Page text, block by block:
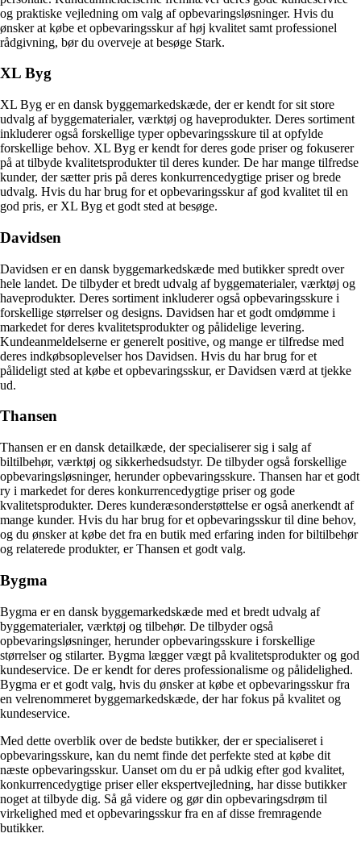
og praktiske vejledning om valg af opbevaringsløsninger. Hvis du
ønsker at købe et opbevaringsskur af høj kvalitet samt professionel
rådgivning, bør du overveje at besøge Stark.
XL Byg
XL Byg er en dansk byggemarkedskæde, der er kendt for sit store
udvalg af byggematerialer, værktøj og haveprodukter. Deres sortiment
inkluderer også forskellige typer opbevaringsskure til at opfylde
forskellige behov. XL Byg er kendt for deres gode priser og fokuserer
på at tilbyde kvalitetsprodukter til deres kunder. De har mange tilfredse
kunder, der sætter pris på deres konkurrencedygtige priser og brede
udvalg. Hvis du har brug for et opbevaringsskur af god kvalitet til en
god pris, er XL Byg et godt sted at besøge.
Davidsen
Davidsen er en dansk byggemarkedskæde med butikker spredt over
hele landet. De tilbyder et bredt udvalg af byggematerialer, værktøj og
haveprodukter. Deres sortiment inkluderer også opbevaringsskure i
forskellige størrelser og designs. Davidsen har et godt omdømme i
markedet for deres kvalitetsprodukter og pålidelige levering.
Kundeanmeldelserne er generelt positive, og mange er tilfredse med
deres indkøbsoplevelser hos Davidsen. Hvis du har brug for et
pålideligt sted at købe et opbevaringsskur, er Davidsen værd at tjekke
ud.
Thansen
Thansen er en dansk detailkæde, der specialiserer sig i salg af
biltilbehør, værktøj og sikkerhedsudstyr. De tilbyder også forskellige
opbevaringsløsninger, herunder opbevaringsskure. Thansen har et godt
ry i markedet for deres konkurrencedygtige priser og gode
kvalitetsprodukter. Deres kunderæsonderstøttelse er også anerkendt af
mange kunder. Hvis du har brug for et opbevaringsskur til dine behov,
og du ønsker at købe det fra en butik med erfaring inden for biltilbehør
og relaterede produkter, er Thansen et godt valg.
Bygma
Bygma er en dansk byggemarkedskæde med et bredt udvalg af
byggematerialer, værktøj og tilbehør. De tilbyder også
opbevaringsløsninger, herunder opbevaringsskure i forskellige
størrelser og stilarter. Bygma lægger vægt på kvalitetsprodukter og god
kundeservice. De er kendt for deres professionalisme og pålidelighed.
Bygma er et godt valg, hvis du ønsker at købe et opbevaringsskur fra
en velrenommeret byggemarkedskæde, der har fokus på kvalitet og
kundeservice.
Med dette overblik over de bedste butikker, der er specialiseret i
opbevaringsskure, kan du nemt finde det perfekte sted at købe dit
næste opbevaringsskur. Uanset om du er på udkig efter god kvalitet,
konkurrencedygtige priser eller ekspertvejledning, har disse butikker
noget at tilbyde dig. Så gå videre og gør din opbevaringsdrøm til
virkelighed med et opbevaringsskur fra en af disse fremragende
butikker.